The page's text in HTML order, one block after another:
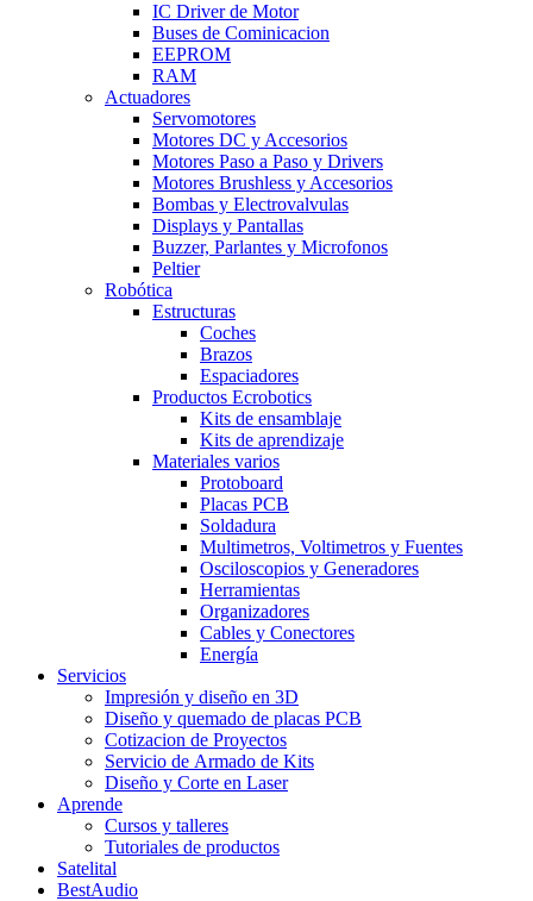
IC Driver de Motor
Buses de Cominicacion
EEPROM
RAM
Actuadores
Servomotores
Motores DC y Accesorios
Motores Paso a Paso y Drivers
Motores Brushless y Accesorios
Bombas y Electrovalvulas
Displays y Pantallas
Buzzer, Parlantes y Microfonos
Peltier
Robótica
Estructuras
Coches
Brazos
Espaciadores
Productos Ecrobotics
Kits de ensamblaje
Kits de aprendizaje
Materiales varios
Protoboard
Placas PCB
Soldadura
Multimetros, Voltimetros y Fuentes
Osciloscopios y Generadores
Herramientas
Organizadores
Cables y Conectores
Energía
Servicios
Impresión y diseño en 3D
Diseño y quemado de placas PCB
Cotizacion de Proyectos
Servicio de Armado de Kits
Diseño y Corte en Laser
Aprende
Cursos y talleres
Tutoriales de productos
Satelital
BestAudio